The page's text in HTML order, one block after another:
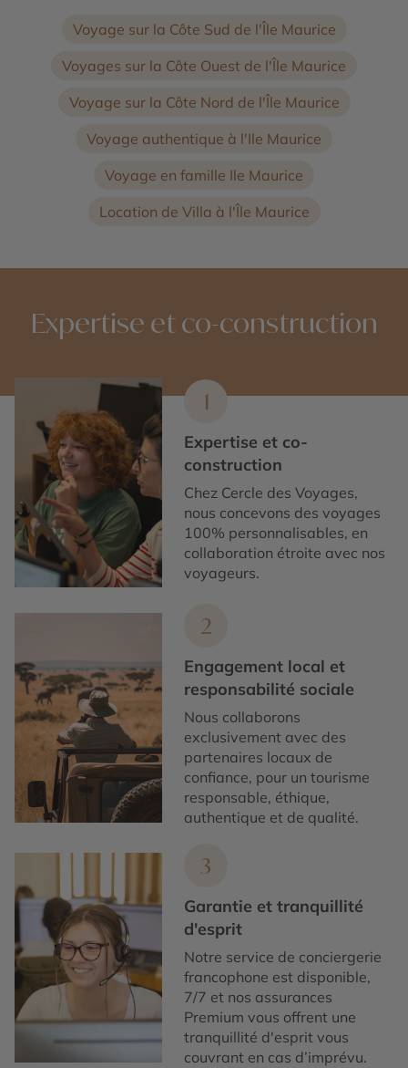
Voyage sur la Côte Sud de l'Île Maurice
Voyages sur la Côte Ouest de l'Île Maurice
Voyage sur la Côte Nord de l'Île Maurice
Voyage authentique à l'Ile Maurice
Voyage en famille Ile Maurice
Location de Villa à l'Île Maurice
Expertise et co-construction
1
Expertise et co-
construction
Chez Cercle des Voyages,
nous concevons des voyages
100% personnalisables, en
collaboration étroite avec nos
voyageurs.
2
Engagement local et
responsabilité sociale
Nous collaborons
exclusivement avec des
partenaires locaux de
confiance, pour un tourisme
responsable, éthique,
authentique et de qualité.
3
Garantie et tranquillité
d'esprit
Notre service de conciergerie
francophone est disponible,
7/7 et nos assurances
Premium vous offrent une
tranquillité d'esprit vous
couvrant en cas d’imprévu.